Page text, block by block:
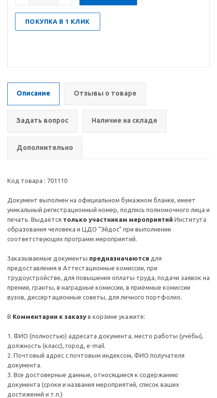
ПОКУПКА В 1 КЛИК
Описание Отзывы о товаре
Задать вопрос Наличие на складе
Дополнительно
Код товара : 701110
Документ выполнен на официальном бумажном бланке, имеет
уникальный регистрационный номер, подпись полномочного лица и
печать. Выдаётся только участникам мероприятий Института
образования человека и ЦДО "Эйдос" при выполнении
соответствующих программ мероприятий.
Заказываемые документы предназначаются для
предоставления в Аттестационные комиссии, при
трудоустройстве, для повышения оплаты труда, подачи заявок на
премии, гранты, в наградные комиссии, в приёмные комиссии
вузов, диссертационные советы, для личного портфолио.
В Комментарии к заказу в корзине укажите:
1. ФИО (полностью) адресата документа, место работы (учёбы),
должность (класс), город, e-mail.
2. Почтовый адрес c почтовым индексом, ФИО получателя
документа.
3. Все достоверные данные, относящиеся к содержанию
документа (сроки и названия мероприятий, список ваших
достижений и т.п.)